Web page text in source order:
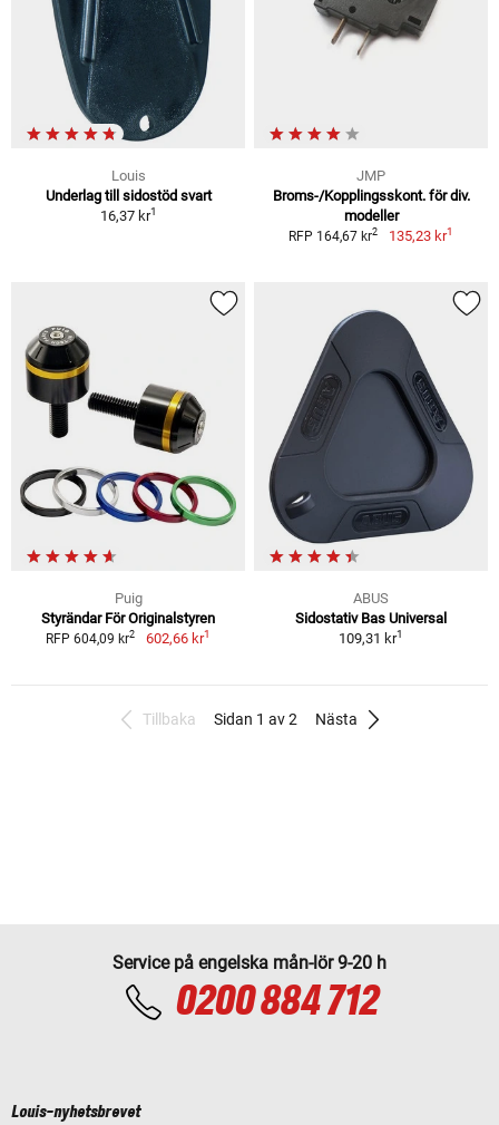
Louis
Underlag till sidostöd svart
16,37 kr1
JMP
Broms-/Kopplingsskont. för div.
modeller
RFP 164,67 kr2 135,23 kr1
Puig
Styrändar För Originalstyren
RFP 604,09 kr2 602,66 kr1
ABUS
Sidostativ Bas Universal
109,31 kr1
Tillbaka Sidan 1 av 2 Nästa
Service på engelska mån-lör 9-20 h
0200 884 712
Louis-nyhetsbrevet